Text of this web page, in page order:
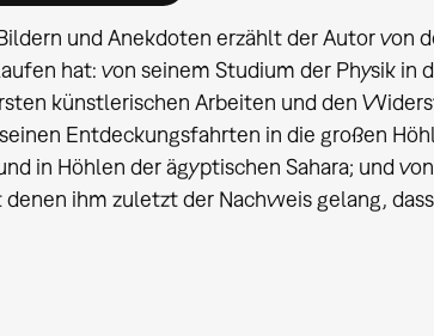
und Anekdoten erzählt der Autor von
hat: von seinem Studium der Physik
künstlerischen Arbeiten und den
Entdeckungsfahrten in die großen
in Höhlen der ägyptischen Sahara; und
ihm zuletzt der Nachweis gelang,